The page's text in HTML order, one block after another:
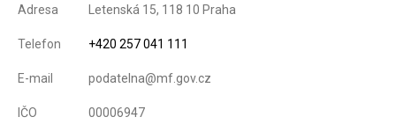
Adresa Letenská 15, 118 10 Praha
Telefon +420 257 041 111
E-mail podatelna@mf.gov.cz
IČO 00006947